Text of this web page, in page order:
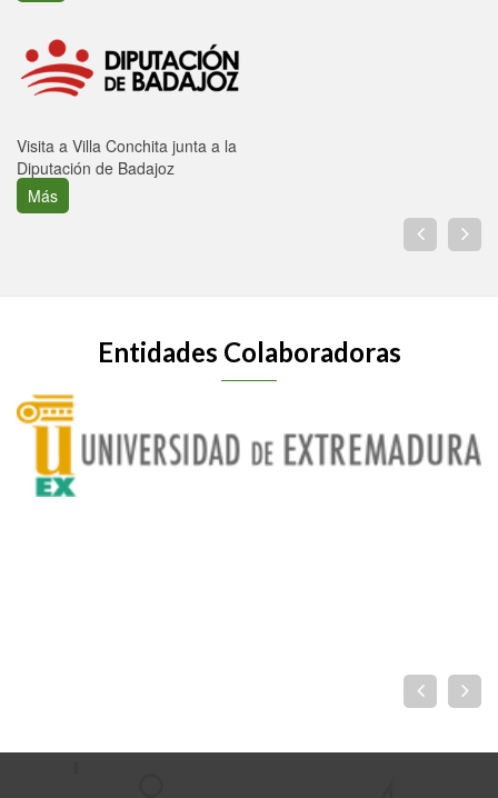
Visita a Villa Conchita junta a la
Diputación de Badajoz
Más
Entidades Colaboradoras